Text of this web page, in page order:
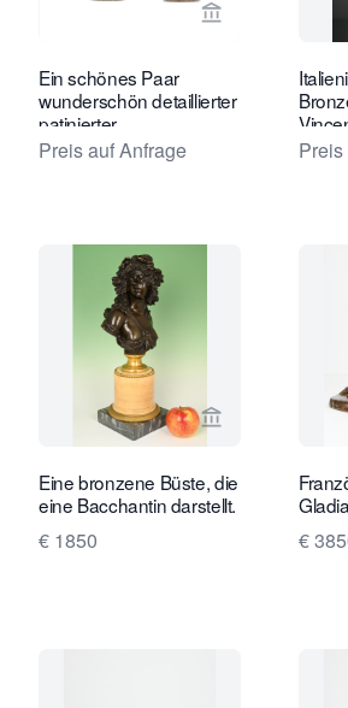
Ein schönes Paar
wunderschön detaillierter
patinierter
Bronzemänner, signiert.
Preis auf Anfrage
Eine bronzene Büste, die
eine Bacchantin darstellt.
€ 1850 €